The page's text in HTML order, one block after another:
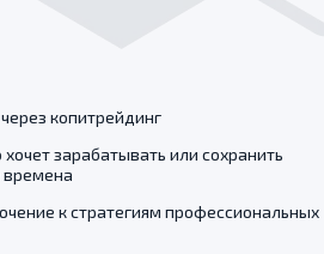
копитрейдинг
зарабатывать или сохранить
времена
к стратегиям профессиональных